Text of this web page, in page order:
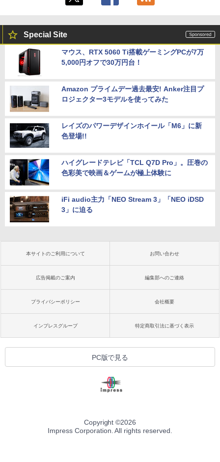
Special Site
マウス、RTX 5060 Ti搭載ゲーミングPCが7万
5,000円オフで30万円台！
Amazon プライムデー過去最安! Anker注目プ
ロジェクター3モデルを使ってみた
レイズのパワーデザインホイール「M6」に新
色登場!!
ハイグレードテレビ「TCL Q7D Pro」。圧巻の
色彩美で映画＆ゲームが極上体験に
iFi audio主力「NEO Stream 3」「NEO iDSD
3」に迫る
本サイトのご利用について お問い合わせ
広告掲載のご案内 編集部へのご連絡
プライバシーポリシー 会社概要
インプレスグループ 特定商取引法に基づく表示
PC版で見る
Copyright ©2026
Impress Corporation. All rights reserved.